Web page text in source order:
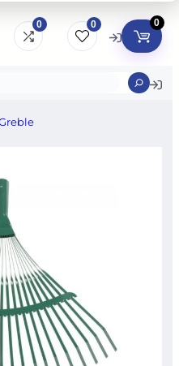
0 0 0